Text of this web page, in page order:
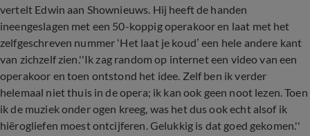
vertelt Edwin aan Shownieuws. Hij heeft de handen
ineengeslagen met een 50-koppig operakoor en laat met het
zelfgeschreven nummer ‘Het laat je koud’ een hele andere kant
van zichzelf zien.''Ik zag random op internet een video van een
operakoor en toen ontstond het idee. Zelf ben ik verder
helemaal niet thuis in de opera; ik kan ook geen noot lezen. Toen
ik de muziek onder ogen kreeg, was het dus ook echt alsof ik
hiërogliefen moest ontcijferen. Gelukkig is dat goed gekomen.''